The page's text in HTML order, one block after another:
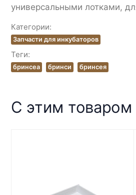
универсальными лотками,
Категории:
Запчасти для инкубаторов
Теги:
бринсеа бринси бринсея
С этим